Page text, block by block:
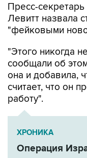
Пресс-
Левитт назвала
"фейковыми
"Этого никогда
сообщали об
она и добавила,
считает, что он
работу".
ХРОНИКА
Операция